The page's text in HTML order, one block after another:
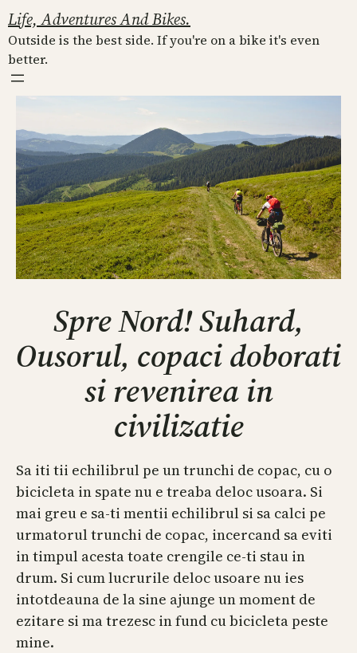
Skip
to
content
Life, Adventures And Bikes.
Outside is the best side. If you're on a bike it's even
better.
Spre Nord! Suhard,
Ousorul, copaci doborati
si revenirea in
civilizatie
Sa iti tii echilibrul pe un trunchi de copac, cu o
bicicleta in spate nu e treaba deloc usoara. Si
mai greu e sa-ti mentii echilibrul si sa calci pe
urmatorul trunchi de copac, incercand sa eviti
in timpul acesta toate crengile ce-ti stau in
drum. Si cum lucrurile deloc usoare nu ies
intotdeauna de la sine ajunge un moment de
ezitare si ma trezesc in fund cu bicicleta peste
mine.